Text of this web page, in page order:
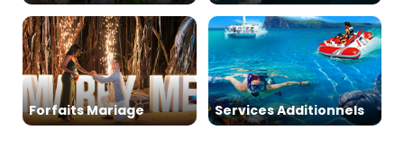
Forfaits Mariage Services Additionnels